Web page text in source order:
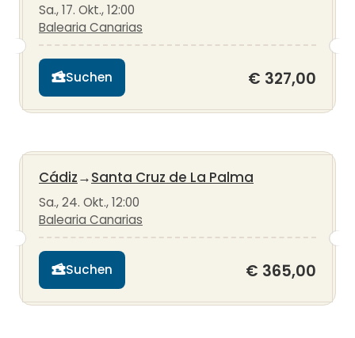
Sa., 17. Okt., 12:00
Balearia Canarias
Suchen € 327,00
Cádiz→Santa Cruz de La Palma
Sa., 24. Okt., 12:00
Balearia Canarias
Suchen € 365,00